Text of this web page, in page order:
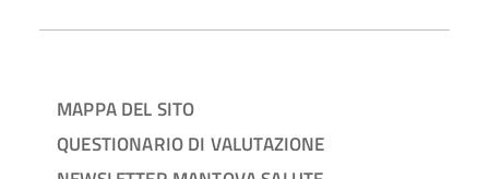
MAPPA DEL SITO
QUESTIONARIO DI VALUTAZIONE